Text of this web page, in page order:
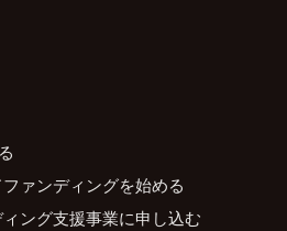
ァンディングを始める
ング支援事業に申し込む